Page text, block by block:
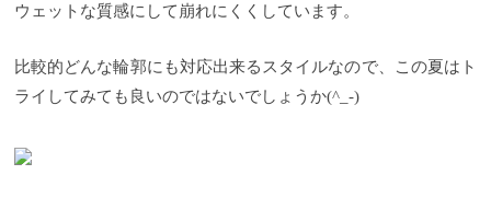
ウェットな質感にして崩れにくくしています。
比較的どんな輪郭にも対応出来るスタイルなので、この夏はト
ライしてみても良いのではないでしょうか(^_-)